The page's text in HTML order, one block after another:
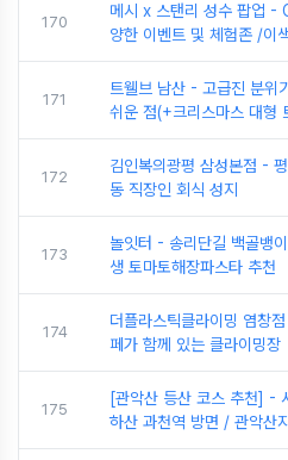
170
메시 x 스탠리 성수 팝업 -
양한 이벤트 및 체험존 /이
171
트웰브 남산 - 고급진 분위
쉬운 점(+크리스마스 대형
172
김인복의광평 삼성본점 -
동 직장인 회식 성지
173
놀잇터 - 송리단길 백골뱅
생 토마토해장파스타 추천
174
더플라스틱클라이밍 염창
페가 함께 있는 클라이밍장
175
[관악산 등산 코스 추천] -
하산 과천역 방면 / 관악산